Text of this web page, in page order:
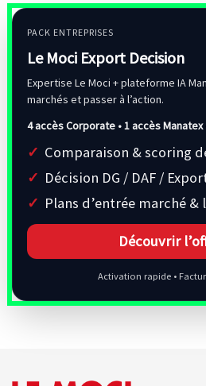
PACK ENTREPRISES
Le Moci Export Decision
Expertise Le Moci + plateforme IA
marchés et passer à l’action.
4 accès Corporate • 1 accès Manatex
Comparaison & scoring
Décision DG / DAF /
Plans d’entrée marché &
Découvrir
Activation rapide •